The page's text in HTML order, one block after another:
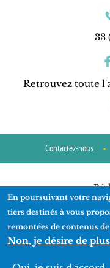
33
Retrouvez toute
Contactez-nous
En poursuivant votre
tiers destinés à vous
remontées de contenus
Non, je désire de